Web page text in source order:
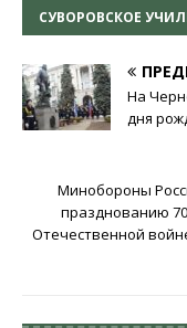
СУВОРОВСКОЕ
На
дня
Минобороны
празднованию
Отечественной